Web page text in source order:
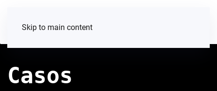
Skip to main content
Casos